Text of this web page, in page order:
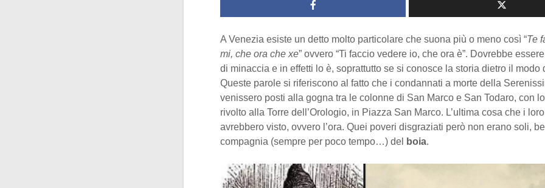
A Venezia esiste un detto molto particolare che suona più o meno così “Te
mi, che ora che xe” ovvero “Ti faccio vedere io, che ora è”. Dovrebbe
di minaccia e in effetti lo è, soprattutto se si conosce la storia dietro il modo
Queste parole si riferiscono al fatto che i condannati a morte della
venissero posti alla gogna tra le colonne di San Marco e San Todaro, con
rivolto alla Torre dell’Orologio, in Piazza San Marco. L’ultima cosa che i
avrebbero visto, ovvero l’ora. Quei poveri disgraziati però non erano soli,
compagnia (sempre per poco tempo…) del
boia.